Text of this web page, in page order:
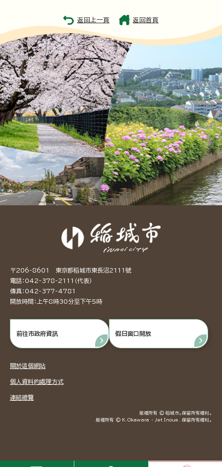
返回上一頁 返回首頁
〒206-8601 東京都稻城市東長沼2111號
電話：042-378-2111（代表）
傳真：042-377-4781
開放時間：上午8時30分至下午5時
前往市政府資訊 假日窗口開放
關於這個網站
個人資料的處理方式
連結總覽
版權所有 © 稻城市。保留所有權利。
版權所有 © K.Okawara ・ Jet Inoue. 保留所有權利。